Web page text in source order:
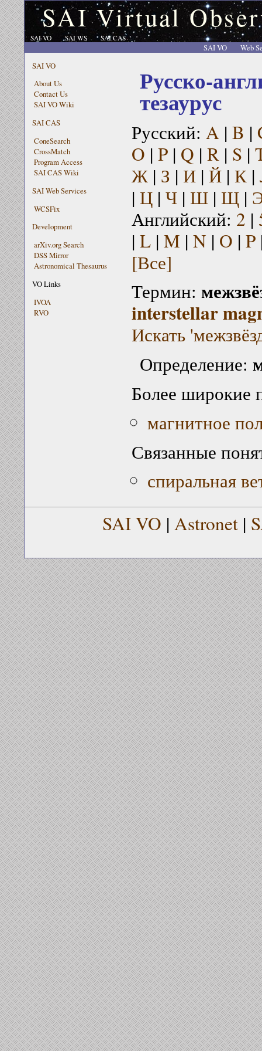
SAI Virtual
SAI VO SAI WS SAI CAS
SAI VO
Web
SAI VO
About Us
Contact Us
SAI VO Wiki
SAI CAS
ConeSearch
CrossMatch
Program Access
SAI CAS Wiki
SAI Web Services
WCSFix
Development
arXiv.org Search
DSS Mirror
Astronomical Thesaurus
VO Links
IVOA
RVO
Русско-
тезаурус
Русский: A | B |
O | P| Q | R| S |
Ж| З | И| Й| К|
| Ц| Ч| Ш| Щ|
Английский: 2 |
| L| M | N | O | P
[Все]
Термин:
interstellar
Искать
Определение:
Более широкие
магнитное
Связанные
спиральная
SAI VO | Astronet |